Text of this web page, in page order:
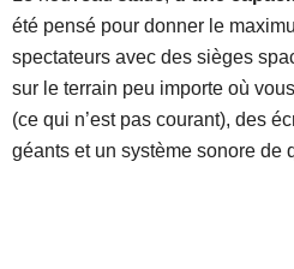
été pensé pour donner le
spectateurs avec des sièges
sur le terrain peu importe où
(ce qui n’est pas courant), des
géants et un système sonore de